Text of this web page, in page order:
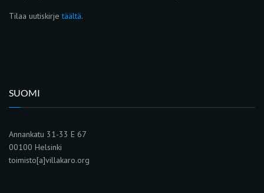
Tilaa uutiskirjetäältä.
SUOMI
Annankatu 31-33 E 67
00100 Helsinki
toimisto[a]villakaro.org